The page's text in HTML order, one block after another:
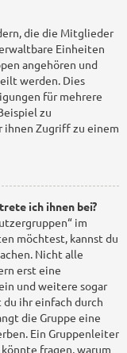
die die Mitglieder
Einheiten
angehören und
werden. Dies
für mehrere
zu
ihnen Zugriff zu einem
ich ihnen bei?
im
möchtest, kannst du
Nicht alle
erst eine
und weitere sogar
ihr einfach durch
die Gruppe eine
Ein Gruppenleiter
fragen, warum